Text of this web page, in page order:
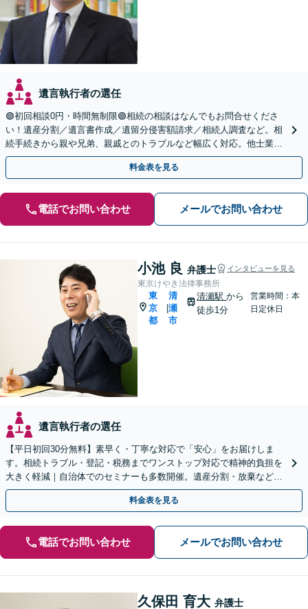
遺言執行者の選任
🟢初回相談0円・時間無制限🟢相続の相談はなんでもお問合せくださ
い！遺産分割／遺言書作成／遺留分侵害額請求／相続人調査など。相
続手続きから親や兄弟、親戚とのトラブルなど幅広く対応。他士業と
も連携可能です【出張相談可】【東所沢駅30秒】
料金表を見る
電話でお問い合わせ メールでお問い合わせ
小池 良 弁護士 インタビューを見る
東京けやき法律事務所
東
京
都
清
瀬
市
清瀬駅から
徒歩1分
営業時間：本
日定休日
遺言執行者の選任
【平日初回30分無料】素早く・丁寧な対応で「安心」をお届けしま
す。相続トラブル・登記・税務までワンストップ対応で精神的負担を
大きく軽減｜自治体でのセミナーも多数開催。遺産分割・放棄などま
ずはお気軽にご相談ください【通知税理士】
料金表を見る
電話でお問い合わせ メールでお問い合わせ
久保田 育大 弁護士